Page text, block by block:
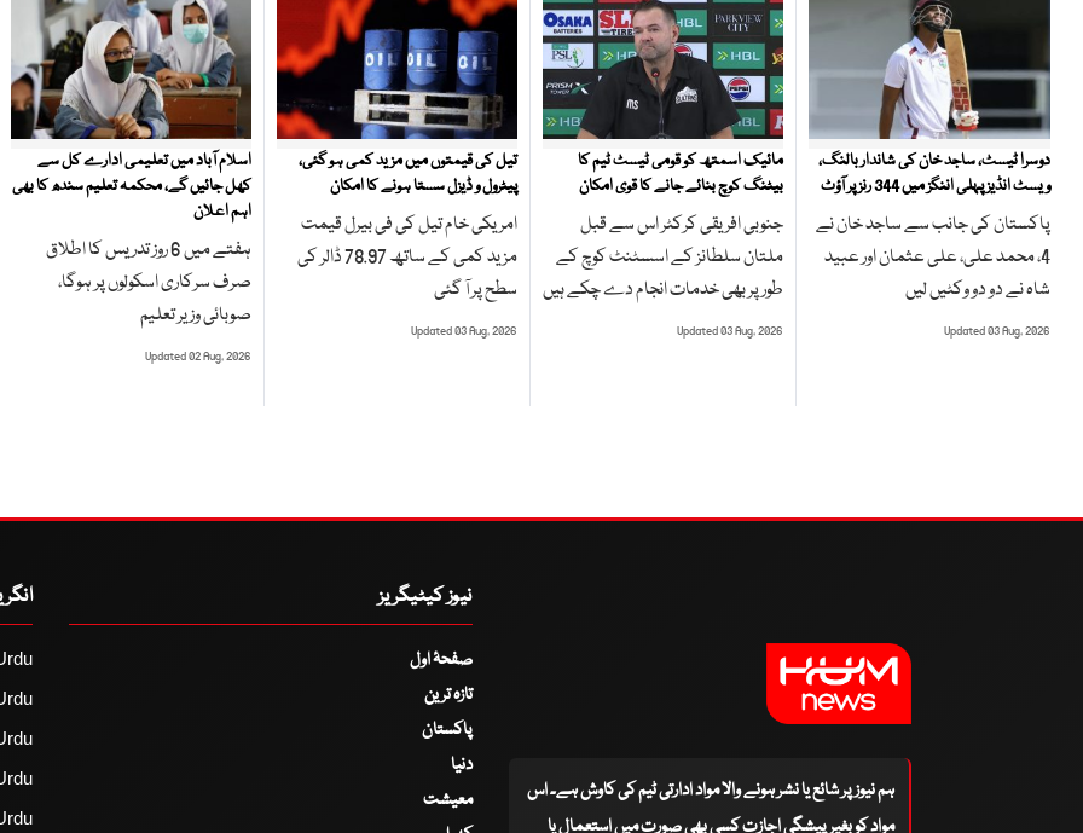
دوسرا ٹیسٹ، ساجد خان کی شاندار بالنگ،
ویسٹ انڈیز پہلی اننگز میں 344 رنز پر آؤٹ
پاکستان کی جانب سے ساجد خان نے
4، محمد علی، علی عثمان اور عبید
شاہ نے دو دو وکٹیں لیں
Updated 03 Aug, 2026
مائیک اسمتھ کو قومی ٹیسٹ ٹیم کا
بیٹنگ کوچ بنائے جانے کا قوی امکان
جنوبی افریقی کرکٹر اس سے قبل
ملتان سلطانز کے اسسٹنٹ کوچ کے
طور پر بھی خدمات انجام دے چکے ہیں
Updated 03 Aug, 2026
تیل کی قیمتوں میں مزید کمی ہو گئی،
پیٹرول و ڈیزل سستا ہونے کا امکان
امریکی خام تیل کی فی بیرل قیمت
مزید کمی کے ساتھ 78.97 ڈالر کی
سطح پر آ گئی
Updated 03 Aug, 2026
اسلام آباد میں تعلیمی ادارے کل سے
کھل جائیں گے، محکمہ تعلیم سندھ کا بھی
اہم اعلان
ہفتے میں 6 روز تدریس کا اطلاق
صرف سرکاری اسکولوں پر ہوگا،
صوبائی وزیر تعلیم
Updated 02 Aug, 2026
ہم نیوز پر شائع یا نشر ہونے والا مواد ادارتی ٹیم کی کاوش ہے۔ اس
مواد کو بغیر پیشگی اجازت کسی بھی صورت میں استعمال یا
نیوز کیٹیگریز
صفحۂ اول
تازہ ترین
پاکستان
دنیا
معیشت